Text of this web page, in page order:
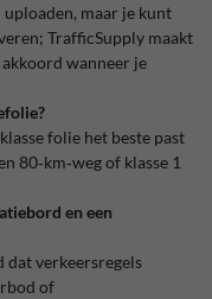
uploaden, maar je kunt
TrafficSupply maakt
akkoord wanneer je
folie het beste past
80‑km‑weg of klasse 1
en een
dat verkeersregels
of